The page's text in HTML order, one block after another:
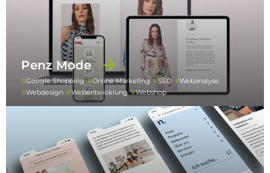
Penz Mode
Google Shopping Online Marketing SEO
Webanalyse
Webdesign
Webentwicklung Webshop